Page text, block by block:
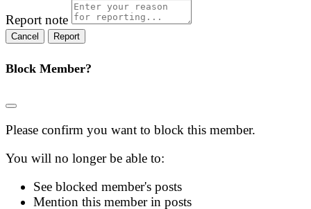
Report note
Report
Block Member?
Please confirm you want to block this member.
You will no longer be able to:
See blocked member's posts
Mention this member in posts